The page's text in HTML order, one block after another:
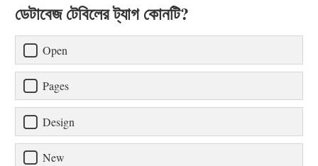
ডেটাবেজ টেবিলের ট্যাগ কোনটি?
Open
Pages
Design
New